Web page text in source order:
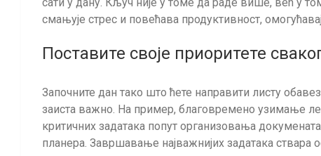
смањује стрес и повећава продуктивност,
Поставите своје приоритете
Започните дан тако што ћете направити листу
заиста важно. На пример, благовремено узимање
критичних задатака попут организовања
планера. Завршавање најважнијих задатака ствара